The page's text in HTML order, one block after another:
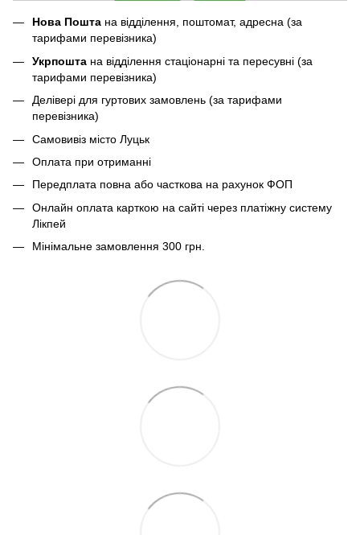
Нова Пошта на відділення, поштомат, адресна (за
тарифами перевізника)
Укрпошта на відділення стаціонарні та пересувні (за
тарифами перевізника)
Делівері для гуртових замовлень (за тарифами
перевізника)
Самовивіз місто Луцьк
Оплата при отриманні
Передплата повна або часткова на рахунок ФОП
Онлайн оплата карткою на сайті через платіжну систему
Лікпей
Мінімальне замовлення 300 грн.